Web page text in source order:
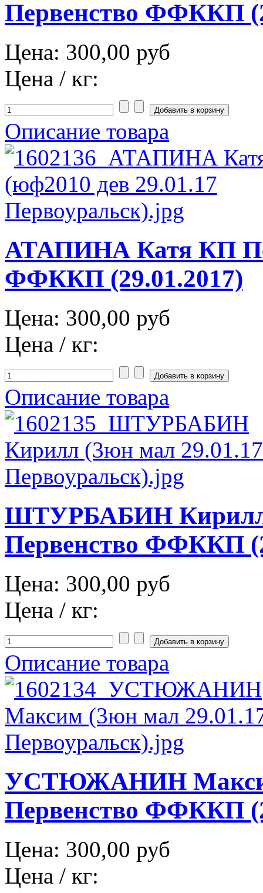
Первенство ФФККП
Цена: 300,00 руб
Цена / кг:
Описание товара
АТАПИНА Катя КП
ФФККП (29.01.2017)
Цена: 300,00 руб
Цена / кг:
Описание товара
ШТУРБАБИН Кирилл
Первенство ФФККП
Цена: 300,00 руб
Цена / кг:
Описание товара
УСТЮЖАНИН
Первенство ФФККП
Цена: 300,00 руб
Цена / кг: